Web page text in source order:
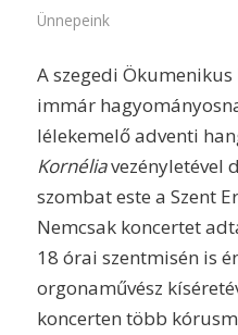
Ünnepeink
A szegedi
immár
lélekemelő adventi
Kornéliavezényletével
szombat este a Szent
Nemcsak koncertet
18 órai szentmisén is
orgonaművész
koncerten több